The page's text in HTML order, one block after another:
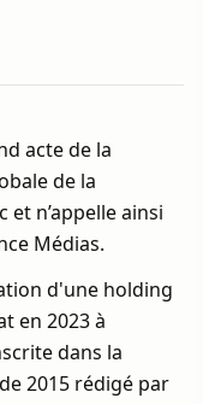
acte de la
de la
n’appelle ainsi
Médias.
d'une holding
en 2023 à
dans la
2015 rédigé par